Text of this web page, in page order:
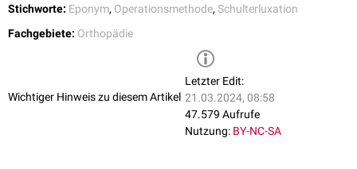
Stichworte: Eponym, Operationsmethode, Schulterluxation
Fachgebiete: Orthopädie
Wichtiger Hinweis zu diesem Artikel
Letzter Edit:
21.03.2024, 08:58
47.579 Aufrufe
Nutzung: BY-NC-SA